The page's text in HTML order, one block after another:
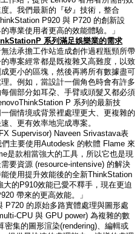
。我們最新的『矽』技術，整合
P920 與 P720 的創新設
專業使用者更高的效能體驗。」
系列滿足娛樂業的需求
法承擔工作站造成創作過程瓶頸所帶
專案經常都是既複雜又高難度，以致
更小的區塊，然後再將所有數據盡可
。例如，當設計一個角色時會有許多
個部分如耳朶、手臂或頭髮又都必須
P 系列的最新技
個情境或背景裡處理更大、更複雜的
、更有效率地完成專案。
Supervisor) Naveen Srivastava表
主要使用Autodesk 的軟體 Flame 來
是款相當強大的工具，所以它也是現
要資源 (resource-intensive) 的解決
使用提升效能後的全新ThinkStation
大的P910效能已愛不釋手，現在更迫
帶來的更高效能。」
P720 的原始多路實體處理與圖形處
CPU 與 GPU power) 為複雜的數
密集的圖形渲染(rendering)、編輯或